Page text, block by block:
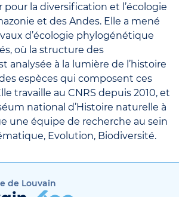
la diversification et l’écologie
et des Andes. Elle a mené
d’écologie phylogénétique
où la structure des
analysée à la lumière de l’histoire
espèces qui composent ces
travaille au CNRS depuis 2010, et
national d’Histoire naturelle à
une équipe de recherche au sein
Evolution, Biodiversité.
de Louvain